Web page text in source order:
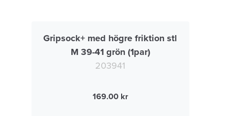
Gripsock+ med högre friktion stl
M 39-41 grön (1par)
203941
169.00